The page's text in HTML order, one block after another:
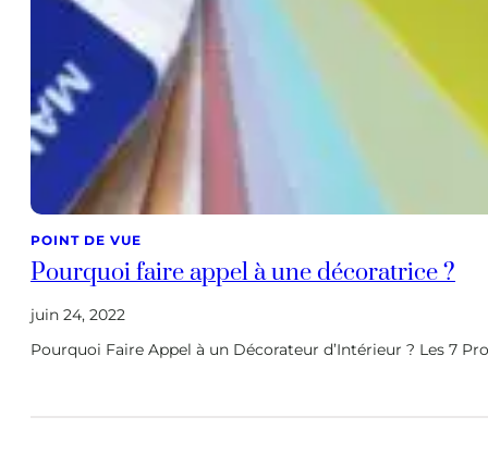
POINT DE VUE
Pourquoi faire appel à une décoratrice ?
juin 24, 2022
Pourquoi Faire Appel à un Décorateur d’Intérieur ? Les 7